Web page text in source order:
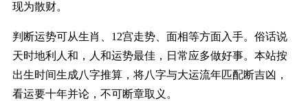
现为散财。
判断运势可从生肖、12宫走势、面相等方面入手。俗话说
天时地利人和，人和运势最佳，日常应多做好事。本站按
出生时间生成八字推算，将八字与大运流年匹配断吉凶，
看运要十年并论，不可断章取义。